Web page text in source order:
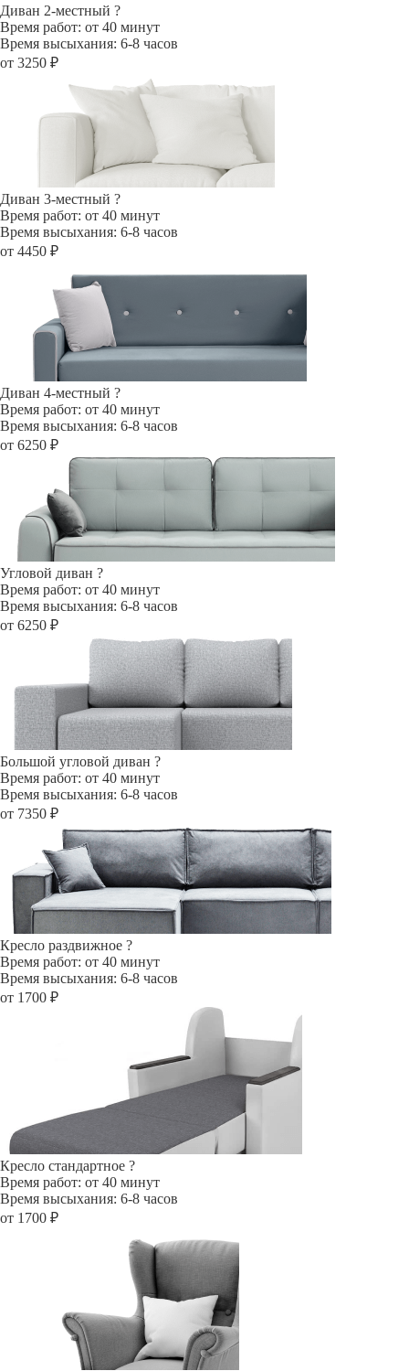
Диван 2-местный ?
Время работ: от 40 минут
Время высыхания: 6-8 часов
от 3250 ₽
Диван 3-местный ?
Время работ: от 40 минут
Время высыхания: 6-8 часов
от 4450 ₽
Диван 4-местный ?
Время работ: от 40 минут
Время высыхания: 6-8 часов
от 6250 ₽
Угловой диван ?
Время работ: от 40 минут
Время высыхания: 6-8 часов
от 6250 ₽
Большой угловой диван ?
Время работ: от 40 минут
Время высыхания: 6-8 часов
от 7350 ₽
Кресло раздвижное ?
Время работ: от 40 минут
Время высыхания: 6-8 часов
от 1700 ₽
Кресло стандартное ?
Время работ: от 40 минут
Время высыхания: 6-8 часов
от 1700 ₽